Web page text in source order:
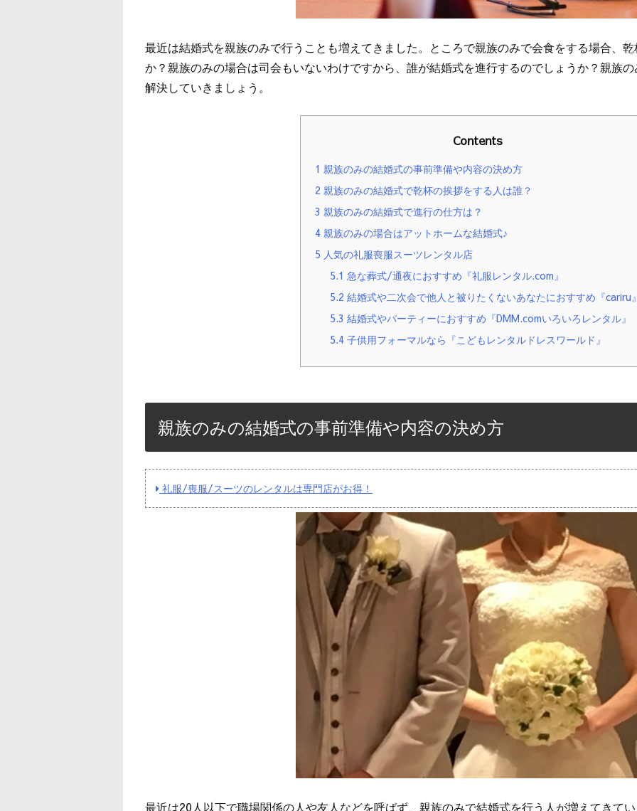
最近は結婚式を親族のみで行うことも増えてきました。ところで親族のみで会食をする場合、
か？親族のみの場合は司会もいないわけですから、誰が結婚式を進行するのでしょうか？親族
解決していきましょう。
Contents
1 親族のみの結婚式の事前準備や内容の決め方
2 親族のみの結婚式で乾杯の挨拶をする人は誰？
3 親族のみの結婚式で進行の仕方は？
4親族のみの場合はアットホームな結婚式♪
5 人気の礼服喪服スーツレンタル店
5.1 急な葬式/通夜におすすめ『礼服レンタル.com』
5.2 結婚式や二次会で他人と被りたくないあなたにおすすめ『cariru
5.3 結婚式やパーティーにおすすめ『DMM.comいろいろレンタル』
5.4子供用フォーマルなら『こどもレンタルドレスワールド』
親族のみの結婚式の事前準備や内容の決め方
礼服/喪服/スーツのレンタルは専門店がお得！
最近は20人以下で職場関係の人や友人などを呼ばず、親族のみで結婚式を行う人が増えてきて